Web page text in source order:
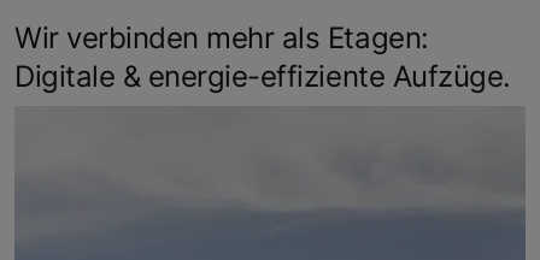
Wir verbinden mehr als Etagen:
Digitale & energie-effiziente Aufzüge.